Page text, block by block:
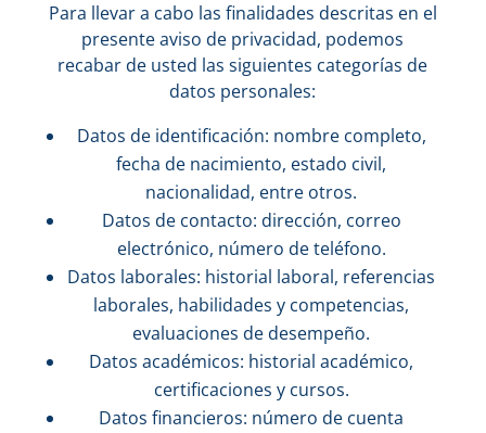
Para llevar a cabo las finalidades descritas en el
presente aviso de privacidad, podemos
recabar de usted las siguientes categorías de
datos personales:
Datos de identificación: nombre completo,
fecha de nacimiento, estado civil,
nacionalidad, entre otros.
Datos de contacto: dirección, correo
electrónico, número de teléfono.
Datos laborales: historial laboral, referencias
laborales, habilidades y competencias,
evaluaciones de desempeño.
Datos académicos: historial académico,
certificaciones y cursos.
Datos financieros: número de cuenta